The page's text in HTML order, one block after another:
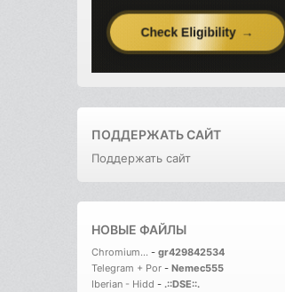
ПОДДЕРЖАТЬ САЙТ
Поддержать сайт
НОВЫЕ ФАЙЛЫ
Chromium... - gr429842534
Telegram + Por - Nemec555
Iberian - Hidd - .::DSE::.